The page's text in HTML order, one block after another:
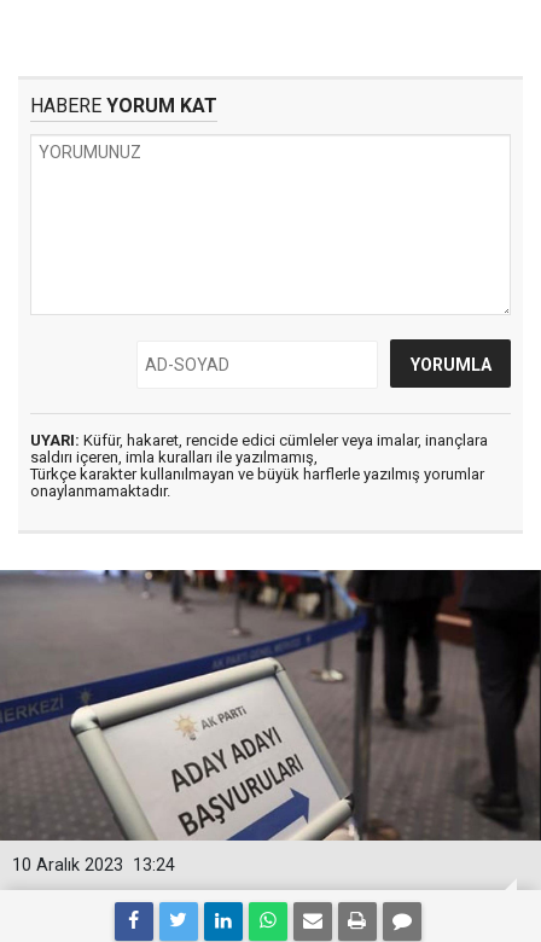
HABERE YORUM KAT
UYARI: Küfür, hakaret, rencide edici cümleler veya imalar, inançlara
saldırı içeren, imla kuralları ile yazılmamış,
Türkçe karakter kullanılmayan ve büyük harflerle yazılmış yorumlar
onaylanmamaktadır.
13:24
10 Aralık 2023